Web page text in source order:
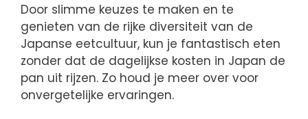
Door slimme keuzes te maken en te
genieten van de rijke diversiteit van de
Japanse eetcultuur, kun je fantastisch eten
zonder dat de dagelijkse kosten in Japan de
pan uit rijzen. Zo houd je meer over voor
onvergetelijke ervaringen.